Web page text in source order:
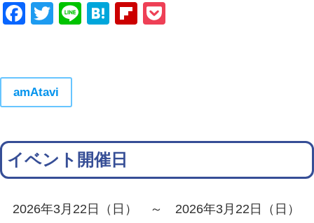
Facebook
Twitter
LineHatenaFlipboard
amAtavi
イベント開催日
2026年3月22日（日） ～ 2026年3月22日（日）